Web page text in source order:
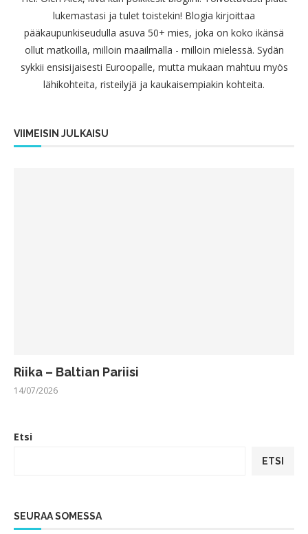
lukemastasi ja tulet toistekin! Blogia kirjoittaa
pääkaupunkiseudulla asuva 50+ mies, joka on koko ikänsä
ollut matkoilla, milloin maailmalla - milloin mielessä. Sydän
sykkii ensisijaisesti Euroopalle, mutta mukaan mahtuu myös
lähikohteita, risteilyjä ja kaukaisempiakin kohteita.
VIIMEISIN JULKAISU
Riika – Baltian Pariisi
14/07/2026
Etsi
ETSI
SEURAA SOMESSA